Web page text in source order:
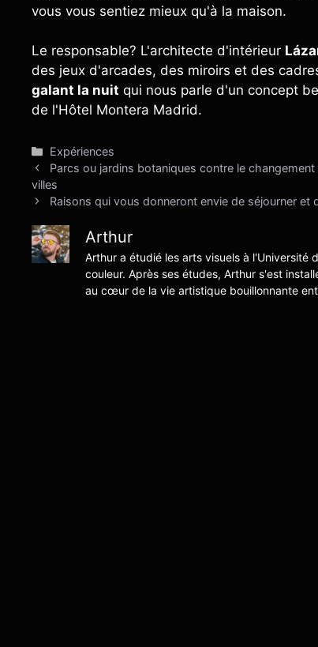
vous vous sentiez mieux qu'à la maison.
Le responsable? L'architecte d'intérieur
des jeux d'arcades, des miroirs et des
galant la nuit qui nous parle d'un concept
de l'Hôtel Montera Madrid.
Catégories
Expériences
Parcs ou jardins botaniques contre le
villes
Raisons qui vous donneront envie de séjourner et
Arthur
Arthur a étudié les arts visuels à l'Université
couleur. Après ses études, Arthur s'est
au cœur de la vie artistique bouillonnante